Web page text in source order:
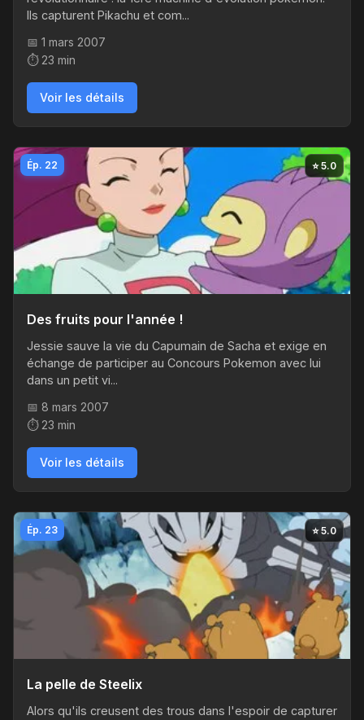
Ils capturent Pikachu et com...
📅 1 mars 2007
⏱️ 23 min
Voir les détails
Ép. 22 ⭐ 5.0
Des fruits pour l'année !
Jessie sauve la vie du Capumain de Sacha et exige en
échange de participer au Concours Pokemon avec lui
dans un petit vi...
📅 8 mars 2007
⏱️ 23 min
Voir les détails
Ép. 23 ⭐ 5.0
La pelle de Steelix
Alors qu'ils creusent des trous dans l'espoir de capturer